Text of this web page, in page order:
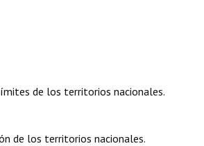
de los territorios nacionales.
de los territorios nacionales.